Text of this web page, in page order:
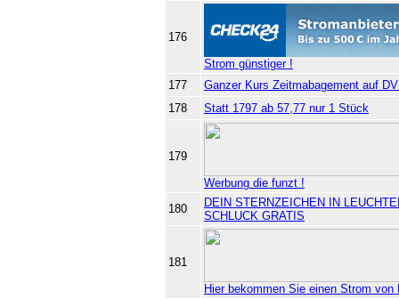
176
Strom günstiger !
177
Ganzer Kurs Zeitmabagement auf
178
Statt 1797 ab 57,77 nur 1 Stück
179
Werbung die funzt !
180
DEIN STERNZEICHEN IN
SCHLUCK GRATIS
181
Hier bekommen Sie einen Strom